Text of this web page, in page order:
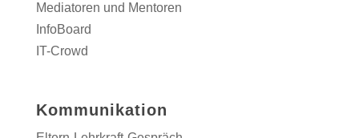
Mediatoren und Mentoren
InfoBoard
IT-Crowd
Kommunikation